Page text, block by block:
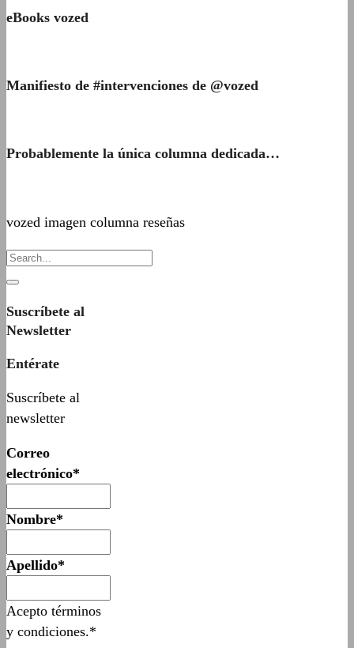
eBooks vozed
Manifiesto de #intervenciones de @vozed
Probablemente la única columna dedicada…
vozed imagen columna reseñas
Suscríbete al
Newsletter
Entérate
Suscríbete al
newsletter
Correo
electrónico*
Nombre*
Apellido*
Acepto términos
y condiciones.*